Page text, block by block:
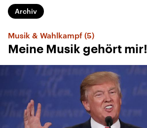
Archiv
Musik & Wahlkampf (5)
Meine Musik gehört mir!